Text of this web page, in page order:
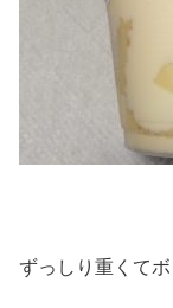
ずっしり重くて